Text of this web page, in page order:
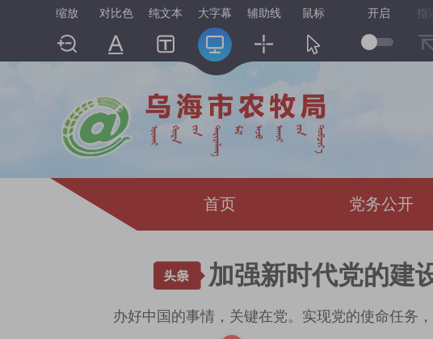
缩放 对比色 纯文本 大字幕 辅助线 鼠标 开启 指